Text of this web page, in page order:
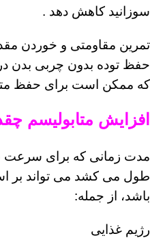
سوزانید کاهش دهد .
تمرین مقاومتی و خوردن
حفظ توده بدون چربی بدن
که ممکن است برای حفظ
افزایش متابولیسم
مدت زمانی که برای سرعت
طول می کشد می تواند بر
باشد، از جمله:
رژیم غذایی